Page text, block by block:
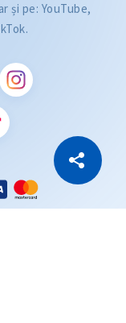
Copiază Link
și pe: YouTube,